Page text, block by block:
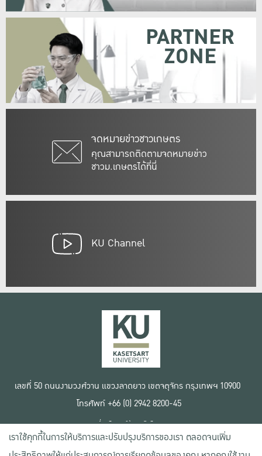
จดหมายข่าวชาวเกษตร
คุณสามารถติดตามจดหมายข่าว
ชาวม.เกษตรได้ที่นี่
PARTNER
ZONE
KU Channel
เลขที่ 50 ถนนงามวงศ์วาน แขวงลาดยาว เขตจตุจักร กรุงเทพฯ 10900
โทรศัพท์ +66 (0) 2942 8200-45
เงื่อนไขการใช้งานเว็บไซต์
ข้อตกลงด้านสิทธิ์ใช้งาน
นโยบายความเป็นส่วนตัว
เราใช้คุกกี้ในการให้บริการและปรับปรุงบริการของเรา ตลอดจนเพิ่ม